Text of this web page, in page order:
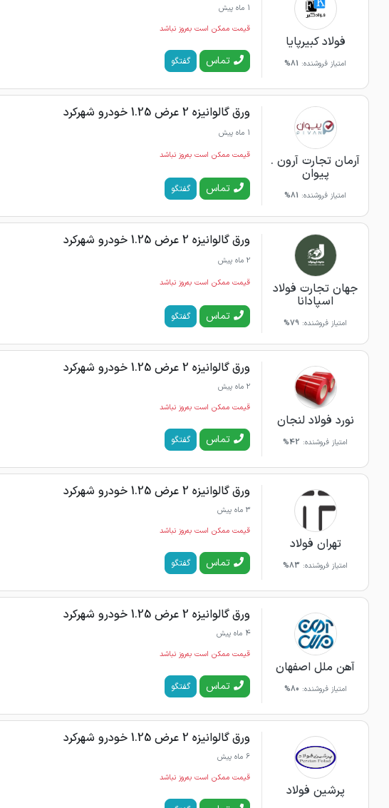
فولاد کبیرپایا
امتیاز فروشنده: 81%
1 ماه پیش
قیمت ممکن است به‌روز نباشد
تماس گفتگو
آرمان تجارت آرون .
پیوان
امتیاز فروشنده: 81%
ورق گالوانیزه 2 عرض 1.25 خودرو شهرکرد
1 ماه پیش
قیمت ممکن است به‌روز نباشد
تماس گفتگو
جهان تجارت فولاد
اسپادانا
امتیاز فروشنده: 79%
ورق گالوانیزه 2 عرض 1.25 خودرو شهرکرد
2 ماه پیش
قیمت ممکن است به‌روز نباشد
تماس گفتگو
نورد فولاد لنجان
امتیاز فروشنده: 42%
ورق گالوانیزه 2 عرض 1.25 خودرو شهرکرد
2 ماه پیش
قیمت ممکن است به‌روز نباشد
تماس گفتگو
تهران فولاد
امتیاز فروشنده: 83%
ورق گالوانیزه 2 عرض 1.25 خودرو شهرکرد
3 ماه پیش
قیمت ممکن است به‌روز نباشد
تماس گفتگو
آهن ملل اصفهان
امتیاز فروشنده: 80%
ورق گالوانیزه 2 عرض 1.25 خودرو شهرکرد
4 ماه پیش
قیمت ممکن است به‌روز نباشد
تماس گفتگو
پرشین فولاد
ورق گالوانیزه 2 عرض 1.25 خودرو شهرکرد
6 ماه پیش
قیمت ممکن است به‌روز نباشد